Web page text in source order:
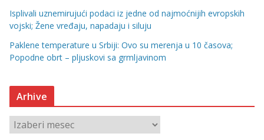
Isplivali uznemirujući podaci iz jedne od najmoćnijih evropskih
vojski; Žene vređaju, napadaju i siluju
Paklene temperature u Srbiji: Ovo su merenja u 10 časova;
Popodne obrt – pljuskovi sa grmljavinom
Arhive
r